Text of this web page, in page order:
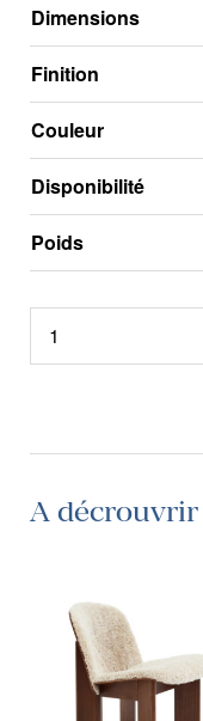
Dimensions
Finition
Couleur
Disponibilité
Poids
A décrouvrir